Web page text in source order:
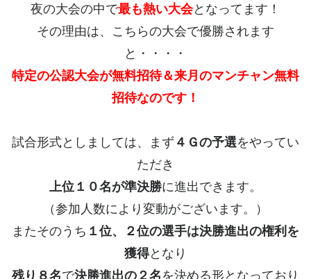
夜の大会の中で最も熱い大会となってます！
その理由は、こちらの大会で優勝されます
と・・・・
特定の公認大会が無料招待＆来月のマンチャン無料
招待なのです！
試合形式としましては、まず４Ｇの予選をやってい
ただき
上位１０名が準決勝に進出できます。
（参加人数により変動がございます。）
またそのうち １位、２位の選手は決勝進出の権利を
獲得となり
残り８名で決勝進出の２名を決める形となっており